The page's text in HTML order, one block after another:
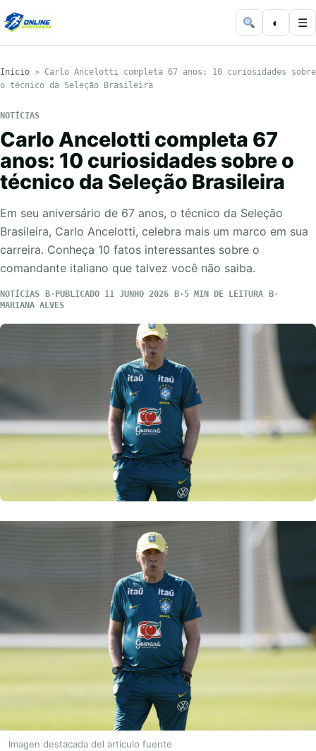
◐ ☰
Início » Carlo Ancelotti completa 67 anos: 10 curiosidades sobre
o técnico da Seleção Brasileira
NOTÍCIAS
Carlo Ancelotti completa 67
anos: 10 curiosidades sobre o
técnico da Seleção Brasileira
Em seu aniversário de 67 anos, o técnico da Seleção
Brasileira, Carlo Ancelotti, celebra mais um marco em sua
carreira. Conheça 10 fatos interessantes sobre o
comandante italiano que talvez você não saiba.
NOTÍCIAS PUBLICADO 11 JUNHO 2026
5 MIN DE LEITURA
MARIANA ALVES
Imagen destacada del articulo fuente